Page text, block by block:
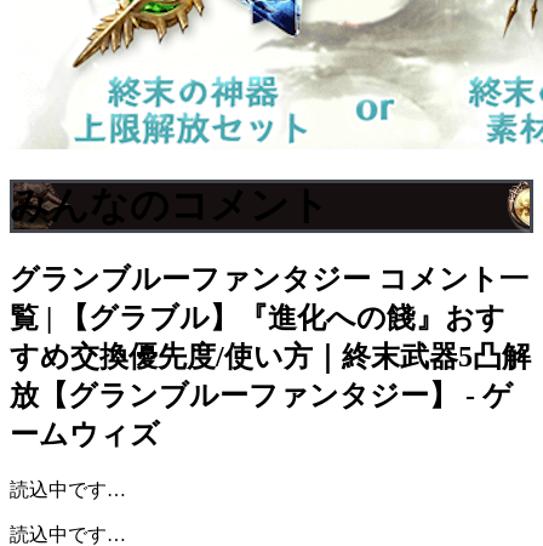
みんなのコメント
グランブルーファンタジー コメント一
覧 | 【グラブル】『進化への餞』おす
すめ交換優先度/使い方｜終末武器5凸解
放【グランブルーファンタジー】 - ゲ
ームウィズ
読込中です…
読込中です…